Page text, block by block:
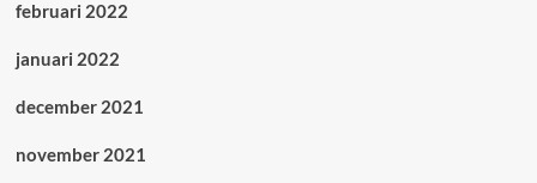
februari 2022
januari 2022
december 2021
november 2021